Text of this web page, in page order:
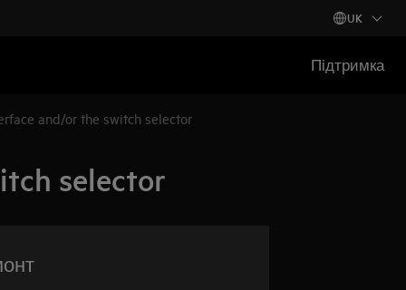
UK
Підтримка
and/or the switch selector
selector